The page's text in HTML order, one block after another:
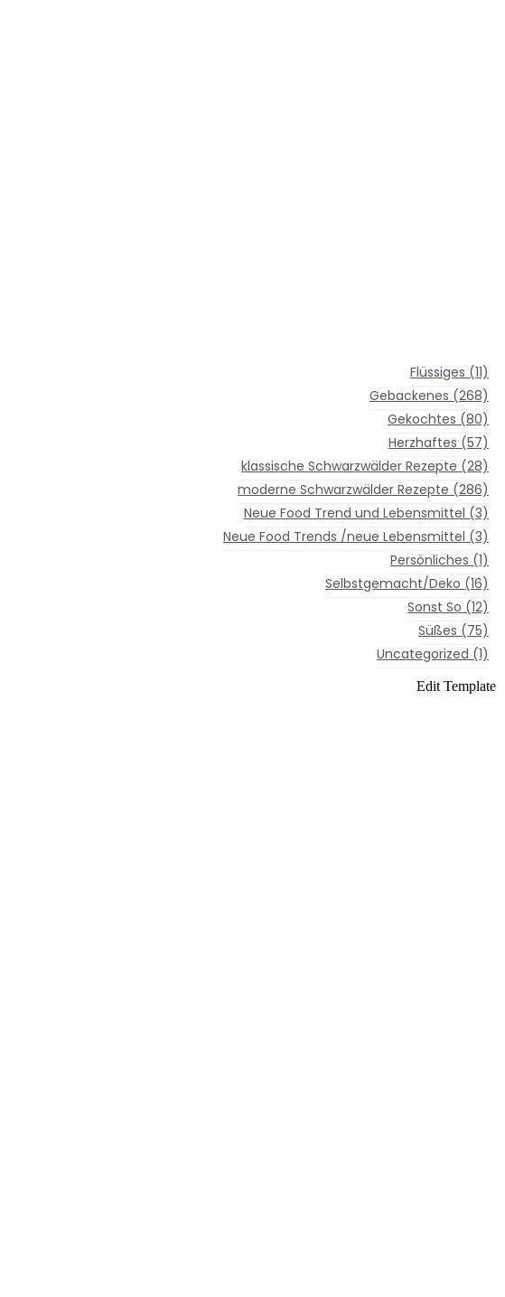
Flüssiges (11)
Gebackenes (268)
Gekochtes (80)
Herzhaftes (57)
klassische Schwarzwälder Rezepte (28)
moderne Schwarzwälder Rezepte (286)
Neue Food Trend und Lebensmittel (3)
Neue Food Trends /neue Lebensmittel (3)
Persönliches (1)
Selbstgemacht/Deko (16)
Sonst So (12)
Süßes (75)
Uncategorized (1)
Edit Template